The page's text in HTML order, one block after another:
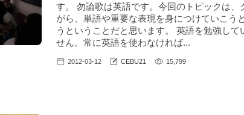
す。 勿論歌は英語です。今回のトピックは
がら、単語や重要な表現を身につけていこう
うということだと思います。 英語を勉強し
せん。常に英語を使わなければ...
2012-03-12 CEBU21 15,799